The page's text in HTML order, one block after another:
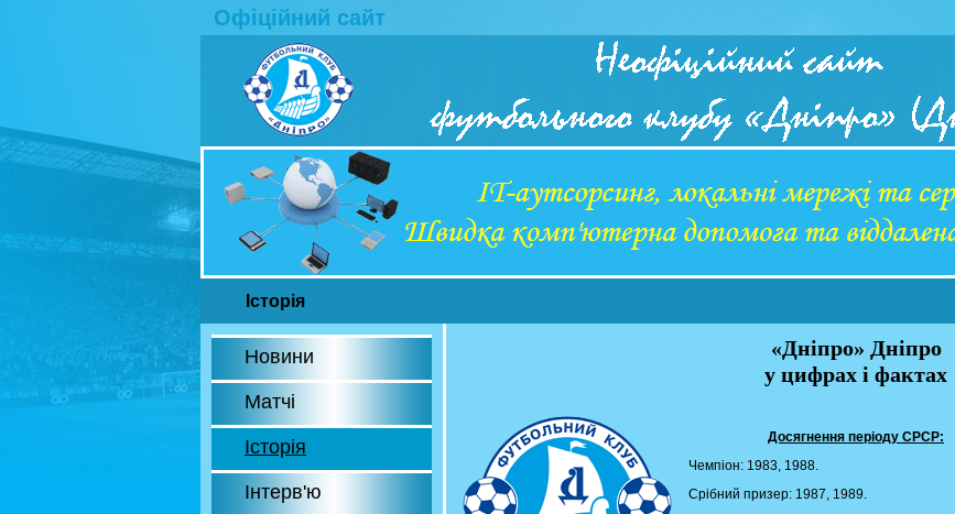
Офіційний сайт
Історія
Новини
Матчі
Історія
Інтерв'ю
«Дніпро» Дніпро
у цифрах і фактах
Досягнення періоду СРСР:
Чемпіон: 1983, 1988.
Срібний призер: 1987, 1989.